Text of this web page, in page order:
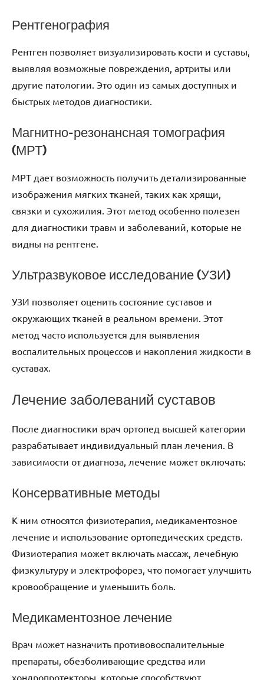
Рентгенография
Рентген позволяет визуализировать кости и суставы,
выявляя возможные повреждения, артриты или
другие патологии. Это один из самых доступных и
быстрых методов диагностики.
Магнитно-резонансная томография
(МРТ)
МРТ дает возможность получить детализированные
изображения мягких тканей, таких как хрящи,
связки и сухожилия. Этот метод особенно полезен
для диагностики травм и заболеваний, которые не
видны на рентгене.
Ультразвуковое исследование (УЗИ)
УЗИ позволяет оценить состояние суставов и
окружающих тканей в реальном времени. Этот
метод часто используется для выявления
воспалительных процессов и накопления жидкости в
суставах.
Лечение заболеваний суставов
После диагностики врач ортопед высшей категории
разрабатывает индивидуальный план лечения. В
зависимости от диагноза, лечение может включать:
Консервативные методы
К ним относятся физиотерапия, медикаментозное
лечение и использование ортопедических средств.
Физиотерапия может включать массаж, лечебную
физкультуру и электрофорез, что помогает улучшить
кровообращение и уменьшить боль.
Медикаментозное лечение
Врач может назначить противовоспалительные
препараты, обезболивающие средства или
хондропротекторы, которые способствуют